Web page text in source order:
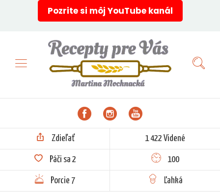
Pozrite si môj YouTube kanál
Zdieľať 1 422 Videné
Páči sa 2 100
Porcie 7 Ľahká